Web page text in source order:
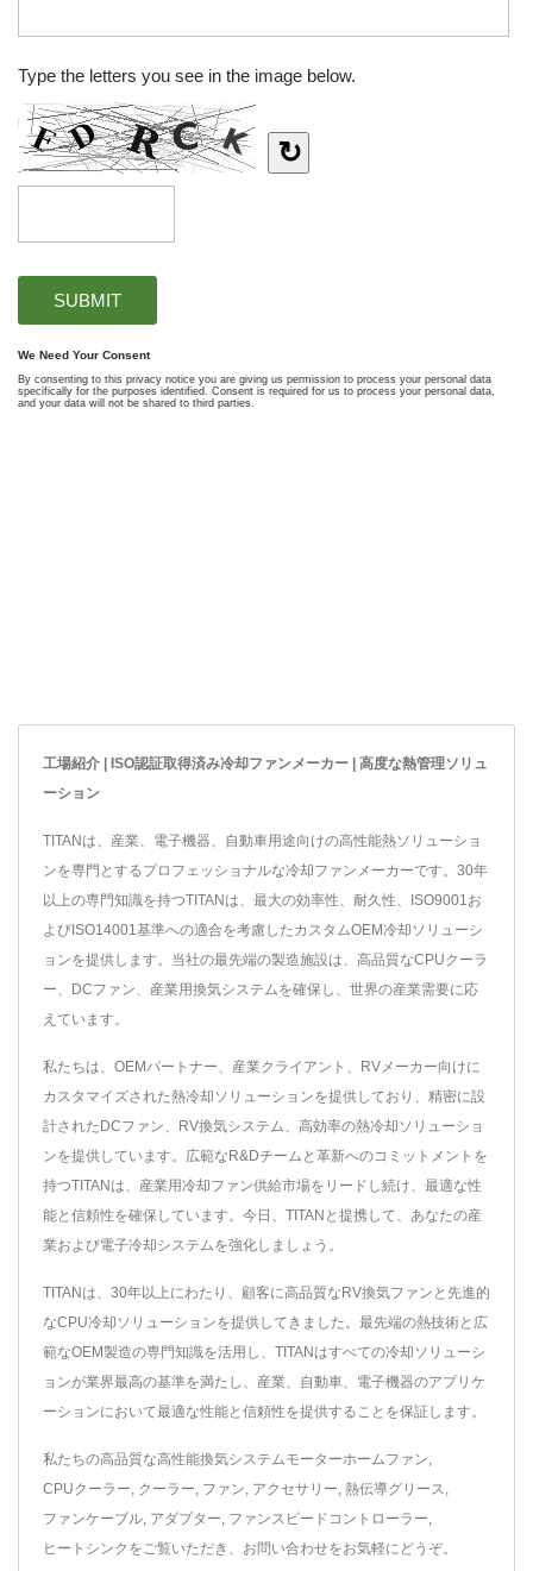
工場紹介 | ISO認証取得済み冷却ファンメーカー | 高度な熱管理ソリュ
ーション
TITANは、産業、電子機器、自動車用途向けの高性能熱ソリューショ
ンを専門とするプロフェッショナルな冷却ファンメーカーです。30年
以上の専門知識を持つTITANは、最大の効率性、耐久性、ISO9001お
よびISO14001基準への適合を考慮したカスタムOEM冷却ソリューシ
ョンを提供します。当社の最先端の製造施設は、高品質なCPUクーラ
ー、DCファン、産業用換気システムを確保し、世界の産業需要に応
えています。
私たちは、OEMパートナー、産業クライアント、RVメーカー向けに
カスタマイズされた熱冷却ソリューションを提供しており、精密に設
計されたDCファン、RV換気システム、高効率の熱冷却ソリューショ
ンを提供しています。広範なR&Dチームと革新へのコミットメントを
持つTITANは、産業用冷却ファン供給市場をリードし続け、最適な性
能と信頼性を確保しています。今日、TITANと提携して、あなたの産
業および電子冷却システムを強化しましょう。
TITANは、30年以上にわたり、顧客に高品質なRV換気ファンと先進的
なCPU冷却ソリューションを提供してきました。最先端の熱技術と広
範なOEM製造の専門知識を活用し、TITANはすべての冷却ソリューシ
ョンが業界最高の基準を満たし、産業、自動車、電子機器のアプリケ
ーションにおいて最適な性能と信頼性を提供することを保証します。
私たちの高品質な高性能換気システムモーターホームファン,
CPUクーラー, クーラー, ファン, アクセサリー, 熱伝導グリース,
ファンケーブル, アダプター, ファンスピードコントローラー,
ヒートシンク をご覧いただき、 お問い合わせをお気軽にどうぞ。